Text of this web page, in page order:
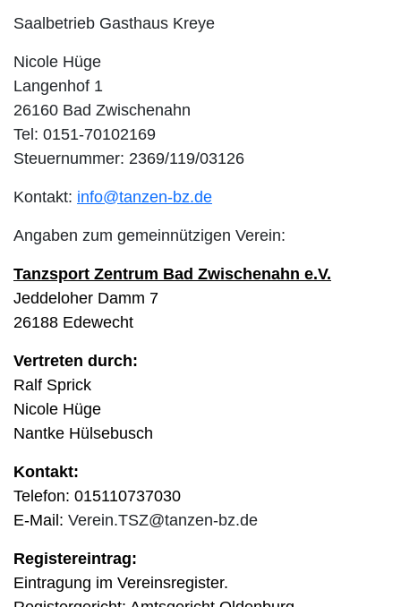
Saalbetrieb Gasthaus Kreye
Nicole Hüge
Langenhof 1
26160 Bad Zwischenahn
Tel: 0151-70102169
Steuernummer: 2369/119/03126
Kontakt: info@tanzen-bz.de
Angaben zum gemeinnützigen Verein:
Tanzsport Zentrum Bad Zwischenahn e.V.
Jeddeloher Damm 7
26188 Edewecht
Vertreten durch:
Ralf Sprick
Nicole Hüge
Nantke Hülsebusch
Kontakt:
Telefon: 015110737030
E-Mail: Verein.TSZ@tanzen-bz.de
Registereintrag:
Eintragung im Vereinsregister.